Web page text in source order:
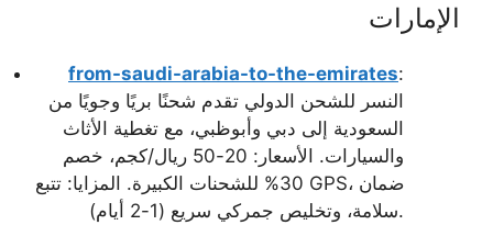
الإمارات
from-saudi-arabia-to-the-emirates:
النسر للشحن الدولي تقدم شحنًا بريًا وجويًا من
السعودية إلى دبي وأبوظبي، مع تغطية الأثاث
والسيارات. الأسعار: 20-50 ريال/كجم، خصم
30% للشحنات الكبيرة. المزايا: تتبع GPS، ضمان
سلامة، وتخليص جمركي سريع (1-2 أيام).